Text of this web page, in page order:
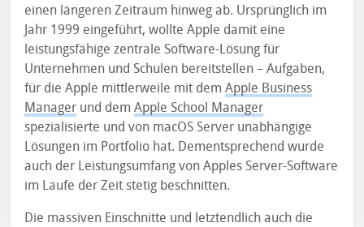
einen längeren Zeitraum hinweg ab. Ursprünglich im
Jahr 1999 eingeführt, wollte Apple damit eine
leistungsfähige zentrale Software-Lösung für
Unternehmen und Schulen bereitstellen – Aufgaben,
für die Apple mittlerweile mit demApple Business
Manager und demApple School Manager
spezialisierte und von macOS Server unabhängige
Lösungen im Portfolio hat. Dementsprechend wurde
auch der Leistungsumfang von Apples Server-Software
im Laufe der Zeit stetig beschnitten.
Die massiven Einschnitte und letztendlich auch die